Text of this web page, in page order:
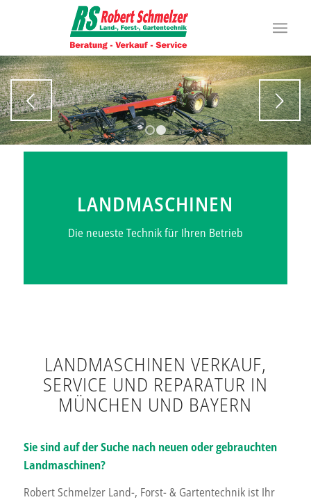
Weiter
1 2
LANDMASCHINEN
Die neueste Technik für Ihren Betrieb
LANDMASCHINEN VERKAUF,
SERVICE UND REPARATUR IN
MÜNCHEN UND BAYERN
Sie sind auf der Suche nach neuen oder gebrauchten
Landmaschinen?
Robert Schmelzer Land-, Forst- & Gartentechnik ist Ihr